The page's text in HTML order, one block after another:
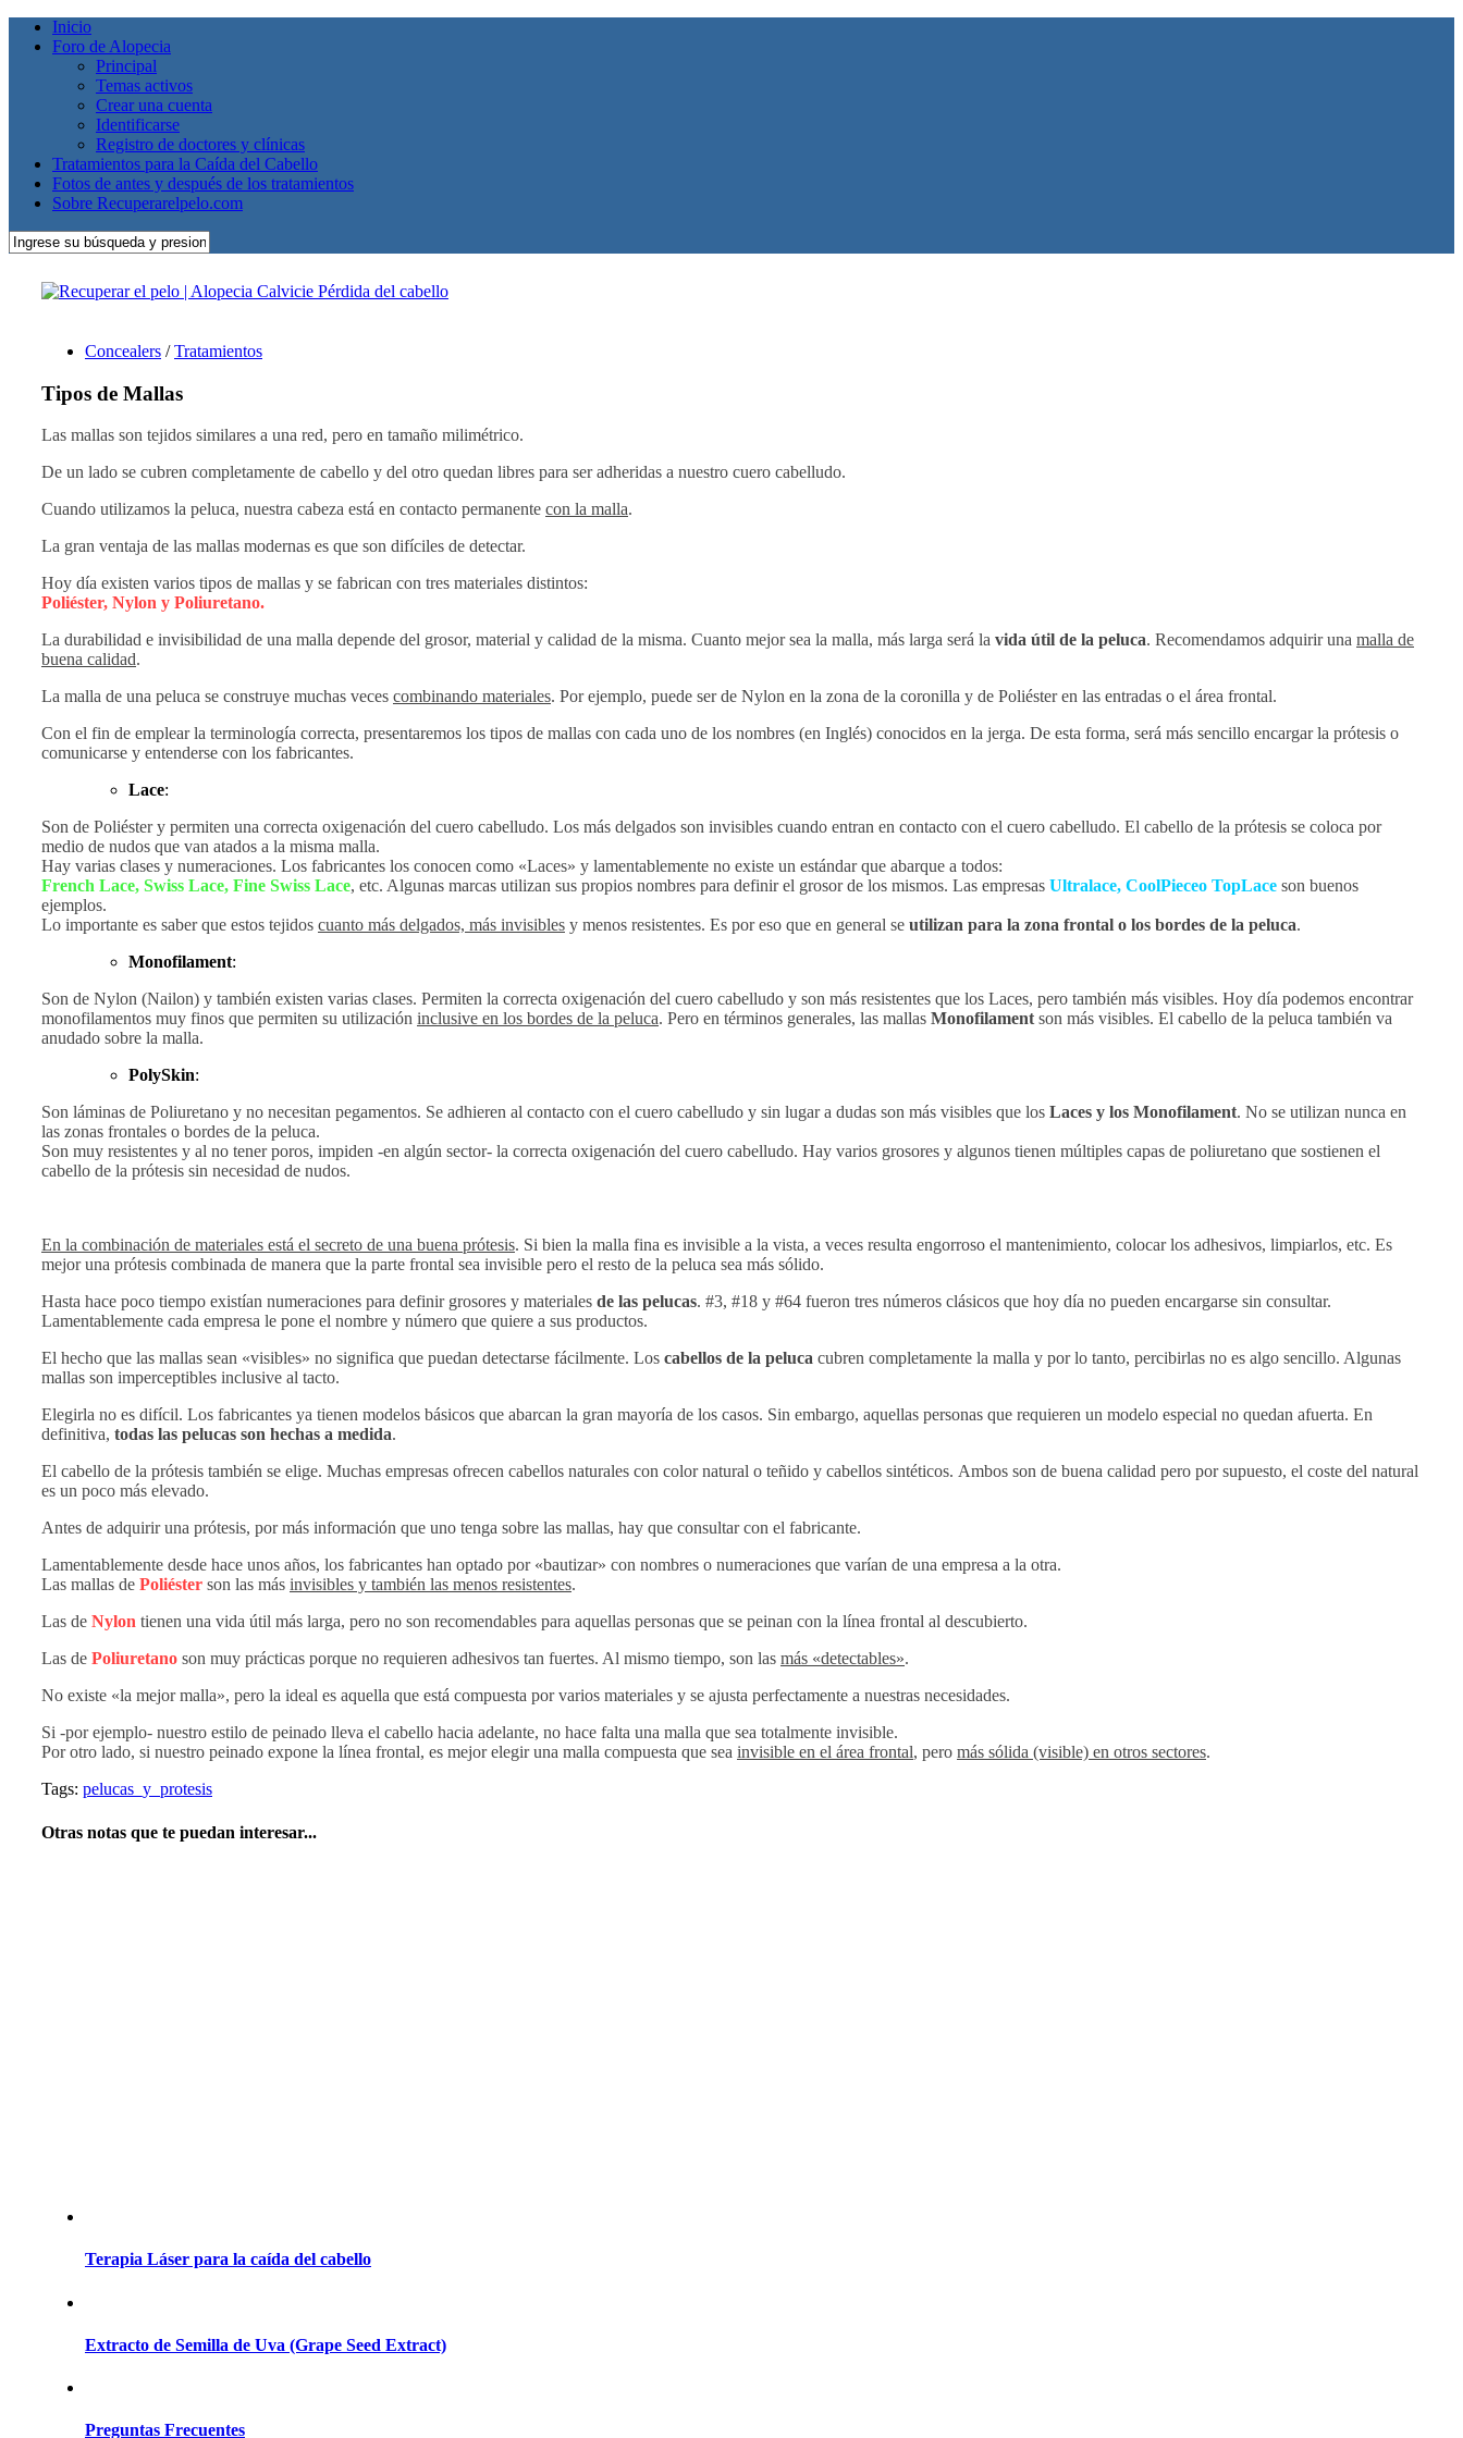
Inicio
Foro de Alopecia
Principal
Temas activos
Crear una cuenta
Identificarse
Registro de doctores y clínicas
Tratamientos para la Caída del Cabello
Fotos de antes y después de los tratamientos
Sobre Recuperarelpelo.com
Concealers / Tratamientos
Tipos de Mallas
Las mallas son tejidos similares a una red, pero en tamaño milimétrico.
De un lado se cubren completamente de cabello y del otro quedan libres para ser adheridas a nuestro cuero cabelludo.
Cuando utilizamos la peluca, nuestra cabeza está en contacto permanente con la malla.
La gran ventaja de las mallas modernas es que son difíciles de detectar.
Hoy día existen varios tipos de mallas y se fabrican con tres materiales distintos:
Poliéster, Nylon y Poliuretano.
La durabilidad e invisibilidad de una malla depende del grosor, material y calidad de la misma. Cuanto mejor sea la malla, más larga será la vida útil de la peluca. Recomendamos adquirir una malla de
buena calidad.
La malla de una peluca se construye muchas veces combinando materiales. Por ejemplo, puede ser de Nylon en la zona de la coronilla y de Poliéster en las entradas o el área frontal.
Con el fin de emplear la terminología correcta, presentaremos los tipos de mallas con cada uno de los nombres (en Inglés) conocidos en la jerga. De esta forma, será más sencillo encargar la prótesis o
comunicarse y entenderse con los fabricantes.
Lace:
Son de Poliéster y permiten una correcta oxigenación del cuero cabelludo. Los más delgados son invisibles cuando entran en contacto con el cuero cabelludo. El cabello de la prótesis se coloca por
medio de nudos que van atados a la misma malla.
Hay varias clases y numeraciones. Los fabricantes los conocen como «Laces» y lamentablemente no existe un estándar que abarque a todos:
French Lace, Swiss Lace, Fine Swiss Lace, etc. Algunas marcas utilizan sus propios nombres para definir el grosor de los mismos. Las empresas Ultralace, CoolPieceo TopLace son buenos
ejemplos.
Lo importante es saber que estos tejidos cuanto más delgados, más invisibles y menos resistentes. Es por eso que en general se utilizan para la zona frontal o los bordes de la peluca.
Monofilament:
Son de Nylon (Nailon) y también existen varias clases. Permiten la correcta oxigenación del cuero cabelludo y son más resistentes que los Laces, pero también más visibles. Hoy día podemos encontrar
monofilamentos muy finos que permiten su utilización inclusive en los bordes de la peluca. Pero en términos generales, las mallas Monofilamentson más visibles. El cabello de la peluca también va
anudado sobre la malla.
PolySkin:
Son láminas de Poliuretano y no necesitan pegamentos. Se adhieren al contacto con el cuero cabelludo y sin lugar a dudas son más visibles que los Laces y los Monofilament. No se utilizan nunca en
las zonas frontales o bordes de la peluca.
Son muy resistentes y al no tener poros, impiden -en algún sector- la correcta oxigenación del cuero cabelludo. Hay varios grosores y algunos tienen múltiples capas de poliuretano que sostienen el
cabello de la prótesis sin necesidad de nudos.
En la combinación de materiales está el secreto de una buena prótesis. Si bien la malla fina es invisible a la vista, a veces resulta engorroso el mantenimiento, colocar los adhesivos, limpiarlos, etc. Es
mejor una prótesis combinada de manera que la parte frontal sea invisible pero el resto de la peluca sea más sólido.
Hasta hace poco tiempo existían numeraciones para definir grosores y materiales de las pelucas. #3, #18 y #64 fueron tres números clásicos que hoy día no pueden encargarse sin consultar.
Lamentablemente cada empresa le pone el nombre y número que quiere a sus productos.
El hecho que las mallas sean «visibles» no significa que puedan detectarse fácilmente. Los cabellos de la peluca cubren completamente la malla y por lo tanto, percibirlas no es algo sencillo. Algunas
mallas son imperceptibles inclusive al tacto.
Elegirla no es difícil. Los fabricantes ya tienen modelos básicos que abarcan la gran mayoría de los casos. Sin embargo, aquellas personas que requieren un modelo especial no quedan afuerta. En
definitiva, todas las pelucas son hechas a medida.
El cabello de la prótesis también se elige. Muchas empresas ofrecen cabellos naturales con color natural o teñido y cabellos sintéticos. Ambos son de buena calidad pero por supuesto, el coste del natural
es un poco más elevado.
Antes de adquirir una prótesis, por más información que uno tenga sobre las mallas, hay que consultar con el fabricante.
Lamentablemente desde hace unos años, los fabricantes han optado por «bautizar» con nombres o numeraciones que varían de una empresa a la otra.
Las mallas de Poliéster son las más invisibles y también las menos resistentes.
Las de Nylon tienen una vida útil más larga, pero no son recomendables para aquellas personas que se peinan con la línea frontal al descubierto.
Las de Poliuretano son muy prácticas porque no requieren adhesivos tan fuertes. Al mismo tiempo, son las más «detectables».
No existe «la mejor malla», pero la ideal es aquella que está compuesta por varios materiales y se ajusta perfectamente a nuestras necesidades.
Si -por ejemplo- nuestro estilo de peinado lleva el cabello hacia adelante, no hace falta una malla que sea totalmente invisible.
Por otro lado, si nuestro peinado expone la línea frontal, es mejor elegir una malla compuesta que sea invisible en el área frontal, pero más sólida (visible) en otros sectores.
Tags: pelucas_y_protesis
Otras notas que te puedan interesar...
Terapia Láser para la caída del cabello
Extracto de Semilla de Uva (Grape Seed Extract)
Preguntas Frecuentes